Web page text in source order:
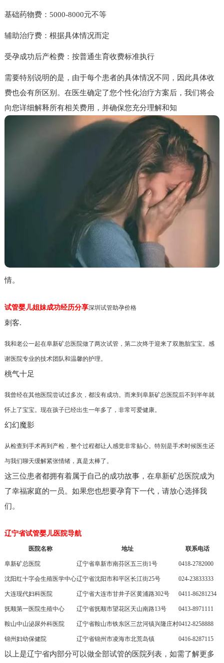
基础药物费：5000-8000元不等
辅助治疗费：根据具体情况而定
受孕成功后产检费：按普通生育收费标准执行
需要特别说明的是，由于每个患者的具体情况不同，因此具体收
费也会有所区别。在医生确定了您个性化治疗方案后，我们将会
向您详细解释所有相关费用，并确保您充分理解和知
情。
试管婴儿姐妹成功经历分享深圳试管助孕价格
刺客.
我和老公一起在阜新矿总医院做了两次试管，第二次终于迎来了双胞胎宝宝。感
谢医院专业的技术团队和温馨的护理。
桃气十足
我曾经在其他医院尝试过多次，都没有成功。而来到阜新矿总医院后不到半年就
怀上了宝宝。现在孩子已经出生一年多了，非常可爱健康。
幻幻魔影
从检查到手术再到产检，整个过程都让人感觉非常贴心。特别是手术时候医生还
与我们聊天缓解紧张情绪，真是太棒了。
这三位患者都拥有着属于自己的成功故事，在阜新矿总医院成为
了幸福家庭的一员。如果您也想要孕育下一代，请放心选择我
们。
辽宁省试管婴儿医院导航
医院名称 地址 联系电话
阜新矿总医院 辽宁省阜新市南芬区五三街1号 0418-2782000
沈阳红十字会生殖医学中心辽宁省沈阳市和平区长江街25号 024-23833333
大连现代妇科医院 辽宁省大连市甘井子区黄浦路302号 0411-86281234
抚顺第一医院生殖中心 辽宁省抚顺市望花区天山南路13号 0413-8971111
鞍山中山泌尿外科医院 辽宁省鞍山市铁东区三岔河镇兴隆庄村0412-8258888
锦州妇幼保健院 辽宁省锦州市凌海市北荒岛镇 0416-8287115
以上是辽宁省内部分可以做全部试管的医院列表，如需了解更多